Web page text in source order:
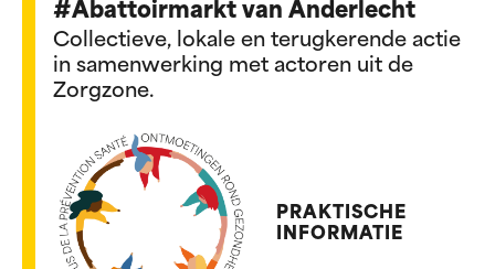
#Abattoirmarkt van Anderlecht
Collectieve, lokale en terugkerende actie
in samenwerking met actoren uit de
Zorgzone.
PRAKTISCHE
INFORMATIE